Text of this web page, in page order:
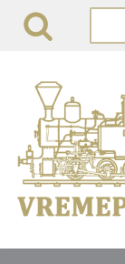
content